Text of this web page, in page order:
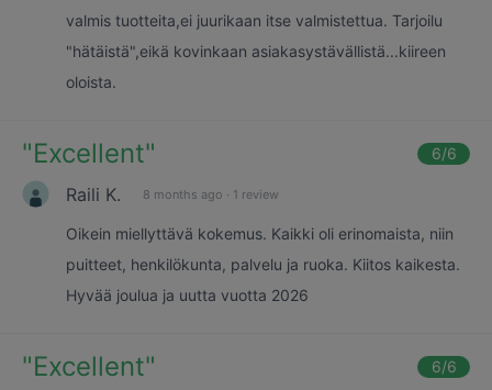
valmis tuotteita,ei juurikaan itse valmistettua. Tarjoilu
"hätäistä",eikä kovinkaan asiakasystävällistä...kiireen
oloista.
"Excellent" 6/6
Raili K. 8 months ago · 1 review
Oikein miellyttävä kokemus. Kaikki oli erinomaista, niin
puitteet, henkilökunta, palvelu ja ruoka. Kiitos kaikesta.
Hyvää joulua ja uutta vuotta 2026
"Excellent" 6/6